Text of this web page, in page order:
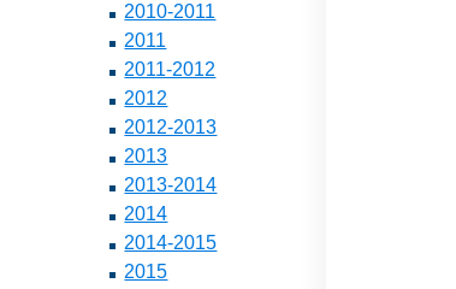
2010-2011
2011
2011-2012
2012
2012-2013
2013
2013-2014
2014
2014-2015
2015